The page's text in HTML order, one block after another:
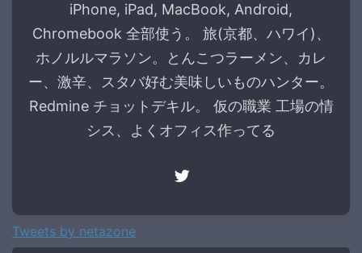
iPhone, iPad, MacBook, Android,
Chromebook 全部使う。 旅(京都、ハワイ)、
ホノルルマラソン。とんこつラーメン、カレ
ー、激辛、スタバ好む美味しいものハンター。
Redmine チョットデキル。 仮の職業 工場の情
シス、よくオフィス作ってる
Tweets by netazone